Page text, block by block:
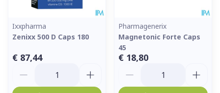
Ixxpharma
Zenixx 500 D Caps 180
€ 87,44
Pharmagenerix
Magnetonic Forte Caps
45
€ 18,80